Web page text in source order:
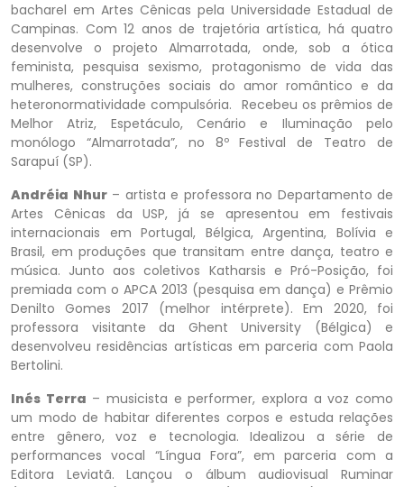
bacharel em Artes Cênicas pela Universidade Estadual de
Campinas. Com 12 anos de trajetória artística, há quatro
desenvolve o projeto Almarrotada, onde, sob a ótica
feminista, pesquisa sexismo, protagonismo de vida das
mulheres, construções sociais do amor romântico e da
heteronormatividade compulsória. Recebeu os prêmios de
Melhor Atriz, Espetáculo, Cenário e Iluminação pelo
monólogo “Almarrotada”, no 8º Festival de Teatro de
Sarapuí (SP).
Andréia Nhur– artista e professora no Departamento de
Artes Cênicas da USP, já se apresentou em festivais
internacionais em Portugal, Bélgica, Argentina, Bolívia e
Brasil, em produções que transitam entre dança, teatro e
música. Junto aos coletivos Katharsis e Pró-Posição, foi
premiada com o APCA 2013 (pesquisa em dança) e Prêmio
Denilto Gomes 2017 (melhor intérprete). Em 2020, foi
professora visitante da Ghent University (Bélgica) e
desenvolveu residências artísticas em parceria com Paola
Bertolini.
Inés Terra – musicista e performer, explora a voz como
um modo de habitar diferentes corpos e estuda relações
entre gênero, voz e tecnologia. Idealizou a série de
performances vocal “Língua Fora”, em parceria com a
Editora Leviatã. Lançou o álbum audiovisual Ruminar